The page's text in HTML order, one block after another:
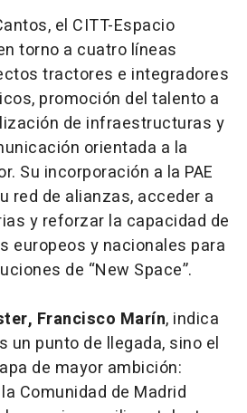
el CITT-Espacio
torno a cuatro líneas
tractores e integradores
promoción del talento a
de infraestructuras y
orientada a la
Su incorporación a la PAE
red de alianzas, acceder a
y reforzar la capacidad de
europeos y nacionales para
de “New Space”.
Francisco Marín, indica
un punto de llegada, sino el
de mayor ambición:
Comunidad de Madrid